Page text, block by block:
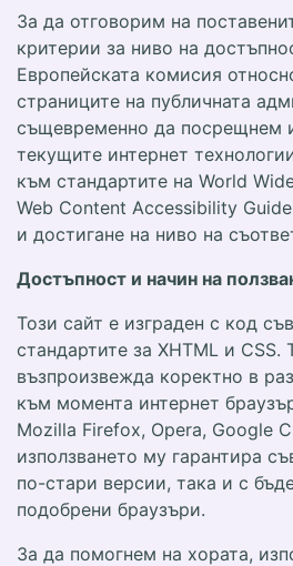
За да отговорим на
критерии за ниво на
Европейската комисия
страниците на публичната
същевременно да посрещнем
текущите интернет
към стандартите на World
Web Content Accessibility
и достигане на ниво на
Достъпност и начин на
Този сайт е изграден с код
стандартите за XHTML и CSS.
възпроизвежда коректно в
към момента интернет
Mozilla Firefox, Opera, Google
използването му гарантира
по-стари версии, така и с
подобрени браузъри.
За да помогнем на хората,